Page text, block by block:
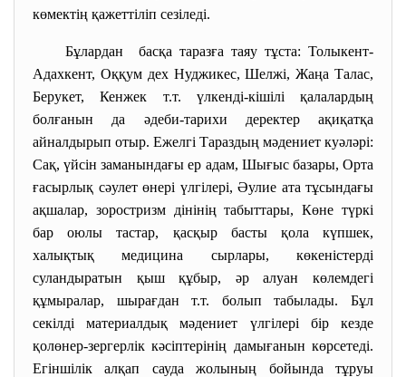
көмектің қажеттіліп сезіледі.
Бұлардан басқа таразға таяу тұста: Толыкент-
Адахкент, Оққум дех Нуджикес, Шелжі, Жаңа Талас,
Берукет, Кенжек т.т. үлкенді-кішілі қалалардың
болғанын да әдеби-тарихи деректер ақиқатқа
айналдырып отыр. Ежелгі Тараздың мәдениет куәләрі:
Сақ, үйсін заманындағы ер адам, Шығыс базары, Орта
ғасырлық сәулет өнері үлгілері, Әулие ата тұсындағы
ақшалар, зоростризм дінінің табыттары, Көне түркі
бар оюлы тастар, қасқыр басты қола күпшек,
халықтық медицина сырлары, көкеністерді
суландыратын қыш құбыр, әр алуан көлемдегі
құмыралар, шырағдан т.т. болып табылады. Бұл
секілді материалдық мәдениет үлгілері бір кезде
қолөнер-зергерлік кәсіптерінің дамығанын көрсетеді.
Егіншілік алқап сауда жолының бойында тұруы